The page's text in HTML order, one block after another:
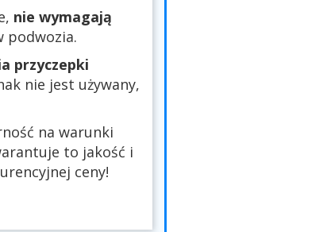
nie wymagają
podwozia.
przyczepki
nie jest używany,
na warunki
to jakość i
ceny!